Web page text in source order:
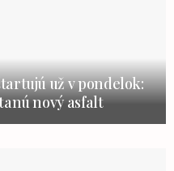
už v pondelok:
nový asfalt